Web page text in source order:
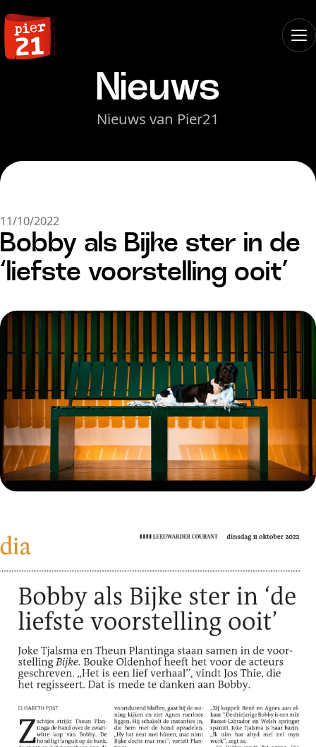
Nieuws
Nieuws van Pier21
11/10/2022
Bobby als Bijke ster in de
‘liefste voorstelling ooit’